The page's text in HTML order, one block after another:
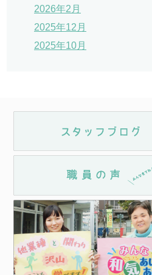
2026年2月
2025年12月
2025年10月